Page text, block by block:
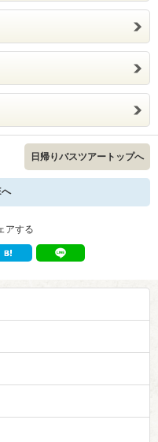
日帰りバスツアートップへ
へ
アする